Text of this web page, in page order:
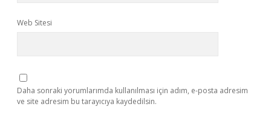
Web Sitesi
Daha sonraki yorumlarımda kullanılması için adım, e-posta adresim
ve site adresim bu tarayıcıya kaydedilsin.